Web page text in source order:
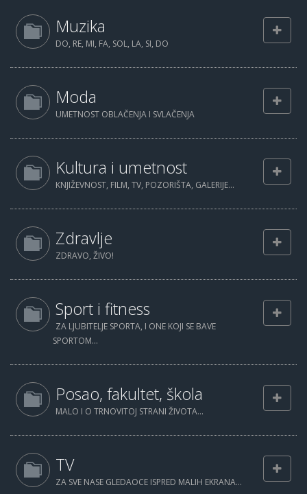
Muzika
DO, RE, MI, FA, SOL, LA, SI, DO
Moda
UMETNOST OBLAČENJA I SVLAČENJA
Kultura i umetnost
KNJIŽEVNOST, FILM, TV, POZORIŠTA, GALERIJE...
Zdravlje
ZDRAVO, ŽIVO!
Sport i fitness
ZA LJUBITELJE SPORTA, I ONE KOJI SE BAVE
SPORTOM...
Posao, fakultet, škola
MALO I O TRNOVITOJ STRANI ŽIVOTA...
TV
ZA SVE NASE GLEDAOCE ISPRED MALIH EKRANA...